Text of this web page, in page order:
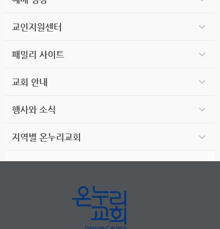
교인지원센터
패밀리 사이트
교회 안내
행사와 소식
지역별 온누리교회